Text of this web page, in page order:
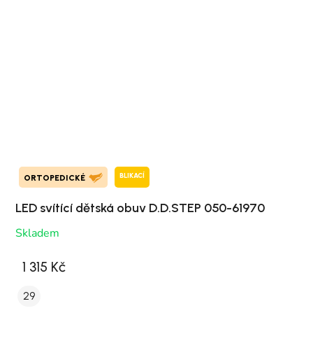
ORTOPEDICKÉ BLIKACÍ
LED svítící dětská obuv D.D.STEP 050-61970
Skladem
1 315 Kč
29